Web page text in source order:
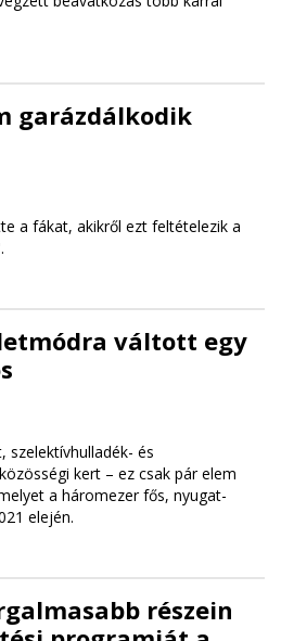
garázdálkodik
a fákat, akikről ezt feltételezik a
váltott egy
szelektívhulladék- és
kert – ez csak pár elem
a háromezer fős, nyugat-
elején.
részein